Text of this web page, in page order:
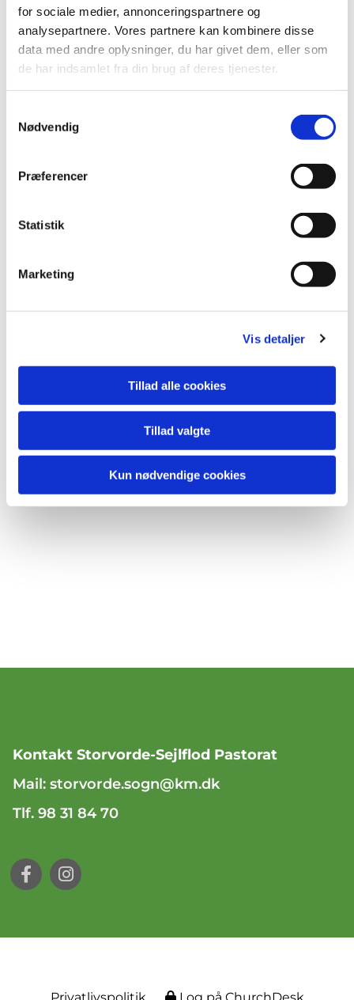
for sociale medier, annonceringspartnere og
analysepartnere. Vores partnere kan kombinere disse
data med andre oplysninger, du har givet dem, eller som
de har indsamlet fra din brug af deres tjenester.
Nødvendig
Præferencer
Statistik
Marketing
Vis detaljer
Tillad alle cookies
Tillad valgte
Kun nødvendige cookies
Du vil måske også kunne lide...
Kontakt Storvorde-Sejlflod Pastorat
Mail: storvorde.sogn@km.dk
Tlf. 98 31 84 70